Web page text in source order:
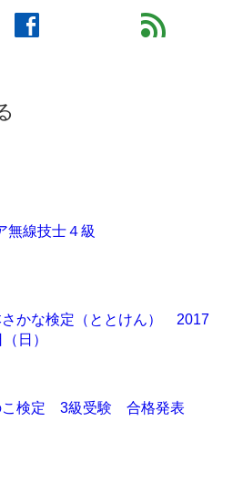
facebook feed
無線技士４級
さかな検定（ととけん） 2017
日）
こ検定 3級受験 合格発表